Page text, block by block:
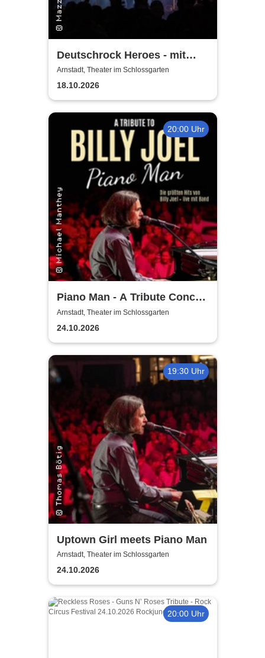
Deutschrock Heroes - mit
Mazze Wiesner
Arnstadt, Theater im Schlossgarten
18.10.2026
20:00 Uhr
Piano Man - A Tribute Concert
to Billy Joel
Arnstadt, Theater im Schlossgarten
24.10.2026
19:30 Uhr
Uptown Girl meets Piano Man
Arnstadt, Theater im Schlossgarten
24.10.2026
20:00 Uhr